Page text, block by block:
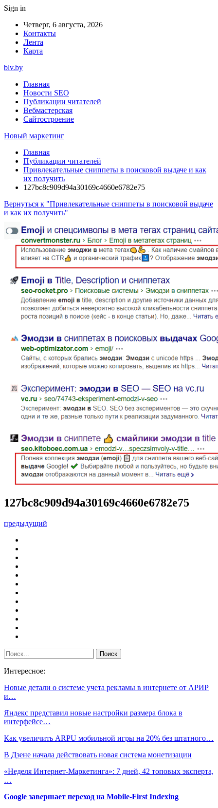
Sign in
Четверг, 6 августа, 2026
Контакты
Лента
Карта
blv.by
Главная
Новости SEO
Публикации читателей
Вебмастерская
Сайтостроение
Новый маркетинг
Главная
Публикации читателей
Привлекательные сниппеты в поисковой выдаче и как
их получить
127bc8c909d94a30169c4660e6782e75
Вернуться к "Привлекательные сниппеты в поисковой выдаче
и как их получить"
127bc8c909d94a30169c4660e6782e75
предыдущий
Интересное:
Новые детали о системе учета рекламы в интернете от АРИР
и…
Яндекс представил новые настройки размера блока в
интерфейсе…
Как увеличить ARPU мобильной игры на 20% без штатного…
В Дзене начала действовать новая система монетизации
«Неделя Интернет-Маркетинга»: 7 дней, 42 топовых эксперта,
…
Google завершает переход на Mobile-First Indexing